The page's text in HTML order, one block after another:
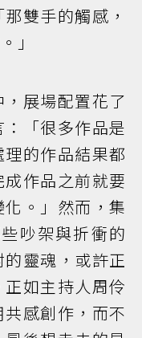
雙手的觸感，
」
展場配置花了
「很多作品是
的作品結果都
作品之前就要
。」然而，集
吵架與折衝的
靈魂，或許正
如主持人周伶
感創作，而不